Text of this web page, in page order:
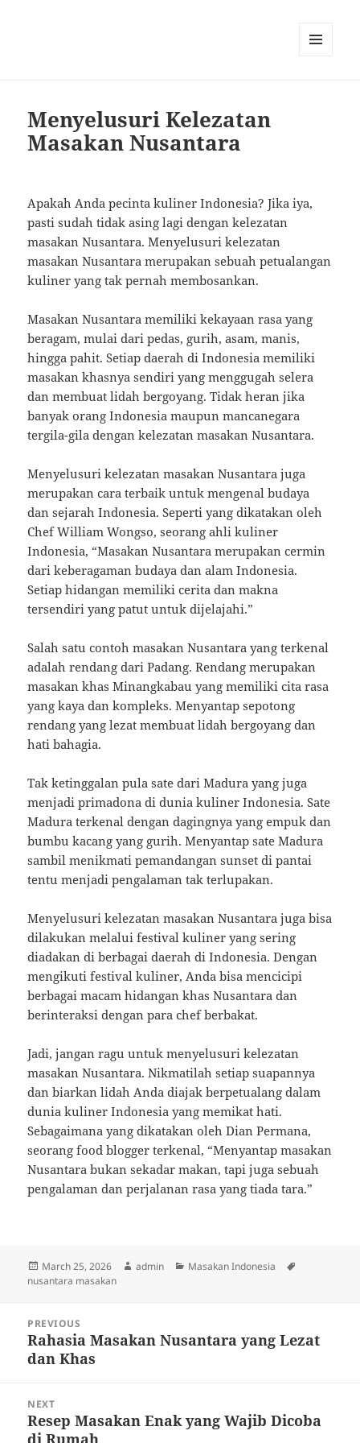
Menyelusuri Kelezatan
Masakan Nusantara
Apakah Anda pecinta kuliner Indonesia? Jika iya,
pasti sudah tidak asing lagi dengan kelezatan
masakan Nusantara. Menyelusuri kelezatan
masakan Nusantara merupakan sebuah petualangan
kuliner yang tak pernah membosankan.
Masakan Nusantara memiliki kekayaan rasa yang
beragam, mulai dari pedas, gurih, asam, manis,
hingga pahit. Setiap daerah di Indonesia memiliki
masakan khasnya sendiri yang menggugah selera
dan membuat lidah bergoyang. Tidak heran jika
banyak orang Indonesia maupun mancanegara
tergila-gila dengan kelezatan masakan Nusantara.
Menyelusuri kelezatan masakan Nusantara juga
merupakan cara terbaik untuk mengenal budaya
dan sejarah Indonesia. Seperti yang dikatakan oleh
Chef William Wongso, seorang ahli kuliner
Indonesia, “Masakan Nusantara merupakan cermin
dari keberagaman budaya dan alam Indonesia.
Setiap hidangan memiliki cerita dan makna
tersendiri yang patut untuk dijelajahi.”
Salah satu contoh masakan Nusantara yang terkenal
adalah rendang dari Padang. Rendang merupakan
masakan khas Minangkabau yang memiliki cita rasa
yang kaya dan kompleks. Menyantap sepotong
rendang yang lezat membuat lidah bergoyang dan
hati bahagia.
Tak ketinggalan pula sate dari Madura yang juga
menjadi primadona di dunia kuliner Indonesia. Sate
Madura terkenal dengan dagingnya yang empuk dan
bumbu kacang yang gurih. Menyantap sate Madura
sambil menikmati pemandangan sunset di pantai
tentu menjadi pengalaman tak terlupakan.
Menyelusuri kelezatan masakan Nusantara juga bisa
dilakukan melalui festival kuliner yang sering
diadakan di berbagai daerah di Indonesia. Dengan
mengikuti festival kuliner, Anda bisa mencicipi
berbagai macam hidangan khas Nusantara dan
berinteraksi dengan para chef berbakat.
Jadi, jangan ragu untuk menyelusuri kelezatan
masakan Nusantara. Nikmatilah setiap suapannya
dan biarkan lidah Anda diajak berpetualang dalam
dunia kuliner Indonesia yang memikat hati.
Sebagaimana yang dikatakan oleh Dian Permana,
seorang food blogger terkenal, “Menyantap masakan
Nusantara bukan sekadar makan, tapi juga sebuah
pengalaman dan perjalanan rasa yang tiada tara.”
Posted
on
March 25, 2026 Author
admin Categories
Masakan Indonesia
nusantara masakan
navigation
PREVIOUS
Previous
post:
Rahasia Masakan Nusantara yang Lezat
dan Khas
NEXT
Next
post:
Resep Masakan Enak yang Wajib Dicoba
di Rumah